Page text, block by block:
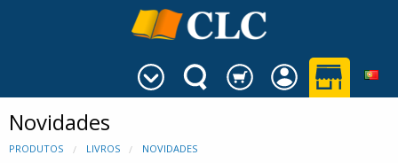
Novidades
PRODUTOS LIVROS NOVIDADES